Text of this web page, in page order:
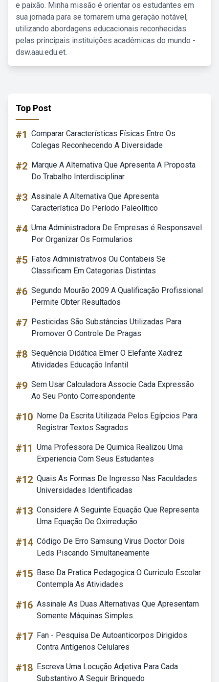
e paixão. Minha missão é orientar os estudantes em
sua jornada para se tornarem uma geração notável,
utilizando abordagens educacionais reconhecidas
pelas principais instituições acadêmicas do mundo -
dsw.aau.edu.et.
Top Post
#1 Comparar Características Físicas Entre Os
Colegas Reconhecendo A Diversidade
#2 Marque A Alternativa Que Apresenta A Proposta
Do Trabalho Interdisciplinar
#3 Assinale A Alternativa Que Apresenta
Característica Do Período Paleolítico
#4 Uma Administradora De Empresas é Responsavel
Por Organizar Os Formularios
#5 Fatos Administrativos Ou Contabeis Se
Classificam Em Categorias Distintas
#6 Segundo Mourão 2009 A Qualificação Profissional
Permite Obter Resultados
#7 Pesticidas São Substâncias Utilizadas Para
Promover O Controle De Pragas
#8 Sequência Didática Elmer O Elefante Xadrez
Atividades Educação Infantil
#9 Sem Usar Calculadora Associe Cada Expressão
Ao Seu Ponto Correspondente
#10 Nome Da Escrita Utilizada Pelos Egípcios Para
Registrar Textos Sagrados
#11 Uma Professora De Quimica Realizou Uma
Experiencia Com Seus Estudantes
#12 Quais As Formas De Ingresso Nas Faculdades
Universidades Identificadas
#13 Considere A Seguinte Equação Que Representa
Uma Equação De Oxirredução
#14 Código De Erro Samsung Virus Doctor Dois
Leds Piscando Simultaneamente
#15 Base Da Pratica Pedagogica O Curriculo Escolar
Contempla As Atividades
#16 Assinale As Duas Alternativas Que Apresentam
Somente Máquinas Simples.
#17 Fan - Pesquisa De Autoanticorpos Dirigidos
Contra Antígenos Celulares
#18 Escreva Uma Locução Adjetiva Para Cada
Substantivo A Seguir Brinquedo